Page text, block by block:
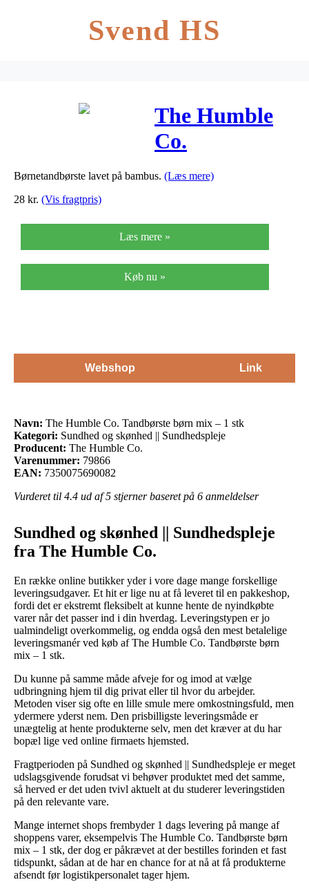
Svend HS
The Humble
Co.
Tandbørste
stk
Børnetandbørste lavet på bambus. (Læs mere)
28 kr. (Vis fragtpris)
Læs mere »
Køb nu »
Webshop Link
Navn: The Humble Co. Tandbørste børn mix – 1 stk
Kategori: Sundhed og skønhed || Sundhedspleje
Producent: The Humble Co.
Varenummer: 79866
EAN: 7350075690082
Vurderet til 4.4 ud af 5 stjerner baseret på 6 anmeldelser
Sundhed og skønhed || Sundhedspleje
fra The Humble Co.
En række online butikker yder i vore dage mange forskellige
leveringsudgaver. Et hit er lige nu at få leveret til en pakkeshop,
fordi det er ekstremt fleksibelt at kunne hente de nyindkøbte
varer når det passer ind i din hverdag. Leveringstypen er jo
ualmindeligt overkommelig, og endda også den mest betalelige
leveringsmanér ved køb af The Humble Co. Tandbørste børn
mix – 1 stk.
Du kunne på samme måde afveje for og imod at vælge
udbringning hjem til dig privat eller til hvor du arbejder.
Metoden viser sig ofte en lille smule mere omkostningsfuld, men
ydermere yderst nem. Den prisbilligste leveringsmåde er
unægtelig at hente produkterne selv, men det kræver at du har
bopæl lige ved online firmaets hjemsted.
Fragtperioden på Sundhed og skønhed || Sundhedspleje er meget
udslagsgivende forudsat vi behøver produktet med det samme,
så herved er det uden tvivl aktuelt at du studerer leveringstiden
på den relevante vare.
Mange internet shops frembyder 1 dags levering på mange af
shoppens varer, eksempelvis The Humble Co. Tandbørste børn
mix – 1 stk, der dog er påkrævet at der bestilles forinden et fast
tidspunkt, sådan at de har en chance for at nå at få produkterne
afsendt før logistikpersonalet tager hjem.